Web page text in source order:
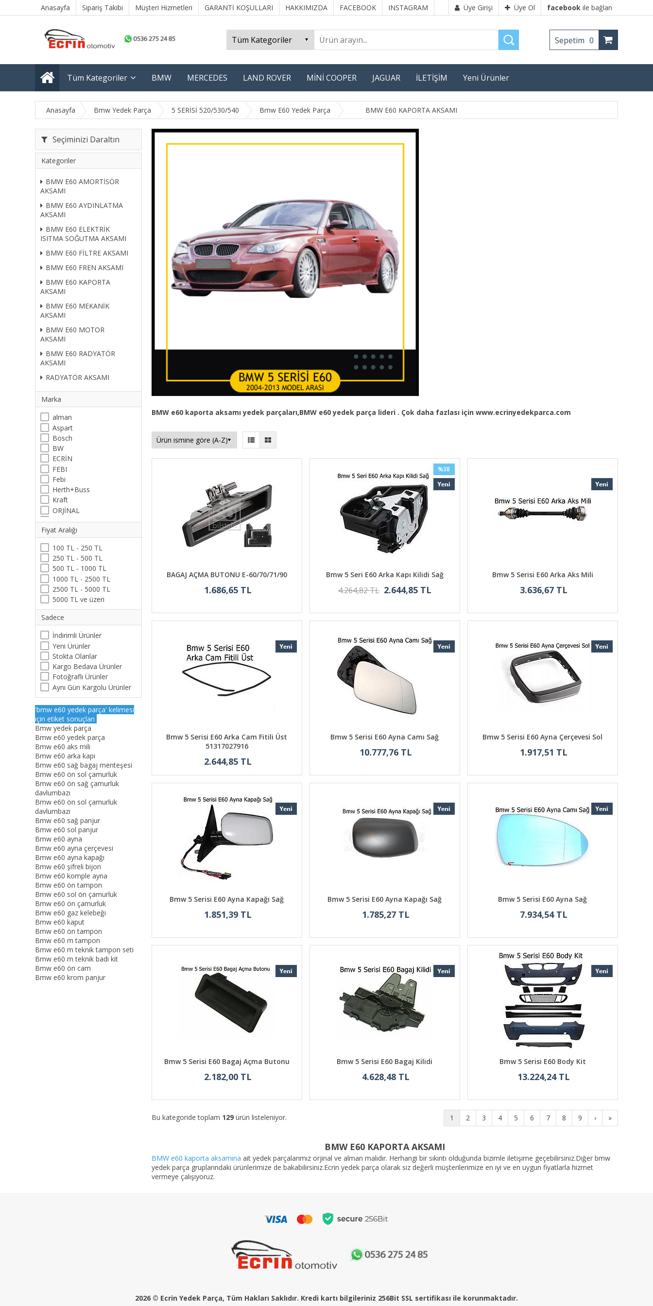
Anasayfa Sipariş Takibi Müşteri Hizmetleri GARANTİ KOŞULLARI HAKKIMIZDA FACEBOOK INSTAGRAM Üye Girişi Üye Ol facebook ile bağlan
Sepetim 0
Tüm Kategoriler BMW MERCEDES LAND ROVER MİNİ COOPER JAGUAR İLETİŞİM Yeni Ürünler
Anasayfa Bmw Yedek Parça 5 SERİSİ 520/530/540 Bmw E60 Yedek Parça BMW E60 KAPORTA AKSAMI
Seçiminizi Daraltın
Kategoriler
BMW E60 AMORTİSÖR
AKSAMI
BMW E60 AYDINLATMA
AKSAMI
BMW E60 ELEKTRİK
ISITMA SOĞUTMA AKSAMI
BMW E60 FİLTRE AKSAMI
BMW E60 FREN AKSAMI
BMW E60 KAPORTA
AKSAMI
BMW E60 MEKANİK
AKSAMI
BMW E60 MOTOR
AKSAMI
BMW E60 RADYATÖR
AKSAMI
RADYATÖR AKSAMI
Marka
alman
Aspart
Bosch
BW
ECRİN
FEBI
Febi
Herth+Buss
Kraft
ORJİNAL
Plusparts
Rapro
Tayvan
Trucktec
VDO
Wender
Wiewmax
Fiyat Aralığı
100 TL - 250 TL
250 TL - 500 TL
500 TL - 1000 TL
1000 TL - 2500 TL
2500 TL - 5000 TL
5000 TL ve üzeri
Sadece
İndirimli Ürünler
Yeni Ürünler
Stokta Olanlar
Kargo Bedava Ürünler
Fotoğraflı Ürünler
Aynı Gün Kargolu Ürünler
'bmw e60 yedek parça' kelimesi
için etiket sonuçları
Bmw yedek parça
Bmw e60 yedek parça
Bmw e60 aks mili
Bmw e60 arka kapı
Bmw e60 sağ bagaj menteşesi
Bmw e60 ön sol çamurluk
Bmw e60 ön sağ çamurluk
davlumbazı
Bmw e60 ön sol çamurluk
davlumbazı
Bmw e60 sağ panjur
Bmw e60 sol panjur
Bmw e60 ayna
Bmw e60 ayna çerçevesi
Bmw e60 ayna kapağı
Bmw e60 şifreli bijon
Bmw e60 komple ayna
Bmw e60 ön tampon
Bmw e60 sol ön çamurluk
Bmw e60 ön çamurluk
Bmw e60 gaz kelebeği
Bmw e60 kaput
Bmw e60 ön tampon
Bmw e60 m tampon
Bmw e60 m teknik tampon seti
Bmw e60 m teknik badi kit
Bmw e60 ön cam
Bmw e60 krom panjur
BMW e60 kaporta aksamı yedek parçaları,BMW e60yedek parça lideri . Çok daha fazlası için www.ecrinyedekparca.com
BAGAJ AÇMA BUTONU E-60/70/71/90
1.686,65 TL
Bmw 5 Seri E60 Arka Kapı Kilidi Sağ
4.264,82 TL 2.644,85 TL
%38
Bmw 5 Serisi E60 Arka Aks Mili
3.636,67 TL
Bmw 5 Serisi E60 Arka Cam Fitili Üst
51317027916
2.644,85 TL
Bmw 5 Serisi E60 Ayna Camı Sağ
10.777,76 TL
Bmw 5 Serisi E60 Ayna Çerçevesi Sol
1.917,51 TL
Bmw 5 Serisi E60 Ayna Kapağı Sağ
1.851,39 TL
Bmw 5 Serisi E60 Ayna Kapağı Sağ
1.785,27 TL
Bmw 5 Serisi E60 Ayna Sağ
7.934,54 TL
Bmw 5 Serisi E60 Bagaj Açma Butonu
2.182,00 TL
Bmw 5 Serisi E60 Bagaj Kilidi
4.628,48 TL
Bmw 5 Serisi E60 Body Kit
13.224,24 TL
Bu kategoride toplam 129 ürün listeleniyor. 1 2 3 4 5 6 7 8 9 › »
BMW E60 KAPORTA AKSAMI
BMW e60 kaporta aksamına ait yedek parçalarımız orjinal ve alman malıdır. Herhangi bir sıkıntı olduğunda bizimle iletişime geçebilirsiniz.Diğer bmw
yedek parça gruplarındaki ürünlerimize de bakabilirsiniz.Ecrin yedek parça olarak siz değerli müşterilerimize en iyi ve en uygun fiyatlarla hizmet
vermeye çalışıyoruz.
2026 © Ecrin Yedek Parça, Tüm Hakları Saklıdır. Kredi kartı bilgileriniz 256Bit SSL sertifikası ile korunmaktadır.